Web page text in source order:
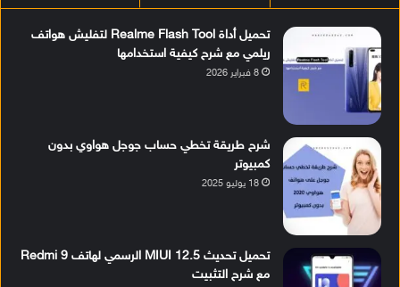
تحميل أداة Realme Flash Tool لتفليش هواتف
ريلمي مع شرح كيفية استخدامها
8 فبراير 2026
شرح طريقة تخطي حساب جوجل هواوي بدون
كمبيوتر
18 يوليو 2025
تحميل تحديث MIUI 12.5 الرسمي لهاتف Redmi 9
مع شرح التثبيت